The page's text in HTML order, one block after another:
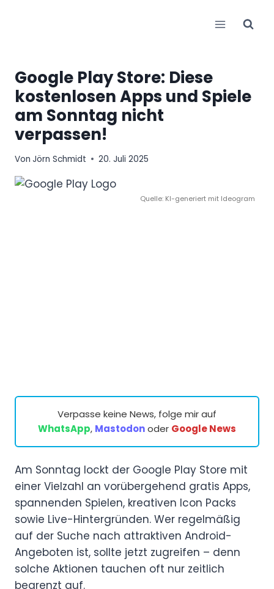
Google Play Store: Diese
kostenlosen Apps und Spiele
am Sonntag nicht
verpassen!
Von Jörn Schmidt 20. Juli 2025
Quelle: KI-generiert mit Ideogram
Verpasse keine News, folge mir auf
WhatsApp, Mastodonoder Google News
Am Sonntag lockt der Google Play Store mit
einer Vielzahl an vorübergehend gratis Apps,
spannenden Spielen, kreativen Icon Packs
sowie Live-Hintergründen. Wer regelmäßig
auf der Suche nach attraktiven Android-
Angeboten ist, sollte jetzt zugreifen – denn
solche Aktionen tauchen oft nur zeitlich
begrenzt auf.